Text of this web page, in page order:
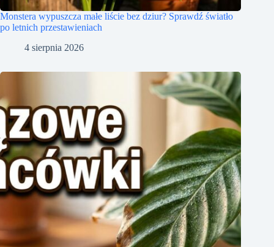
Monstera wypuszcza małe liście bez dziur? Sprawdź światło
po letnich przestawieniach
4 sierpnia 2026